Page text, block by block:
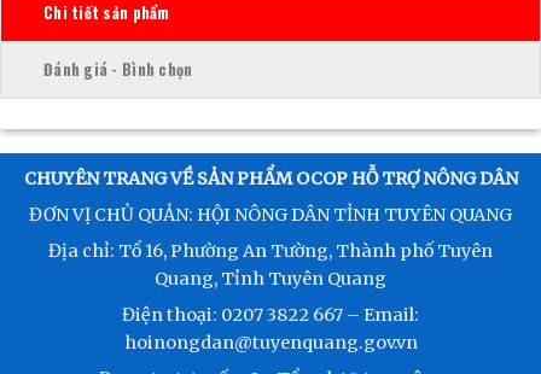
Chi tiết sản phẩm
Đánh giá - Bình chọn
CHUYÊN TRANG VỀ SẢN PHẨM OCOP HỖ TRỢ NÔNG DÂN
ĐƠN VỊ CHỦ QUẢN: HỘI NÔNG DÂN TỈNH TUYÊN QUANG
Địa chỉ: Tổ 16, Phường An Tường, Thành phố Tuyên
Quang, Tỉnh Tuyên Quang
Điện thoại: 0207 3822 667 – Email:
hoinongdan@tuyenquang.gov.vn